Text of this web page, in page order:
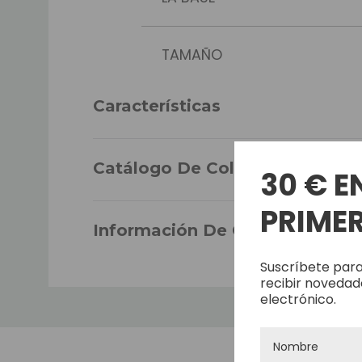
TAMAÑO
DENSIDAD
CABELLO
LARGO DEL CABELLO
LA DURABILIDAD
Características
Catálogo De Colores
Información De Garantía
30 €
Suscríbete
recibir
electrónico.